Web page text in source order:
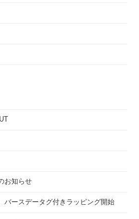
お知らせ
バースデータグ付きラッピング開始